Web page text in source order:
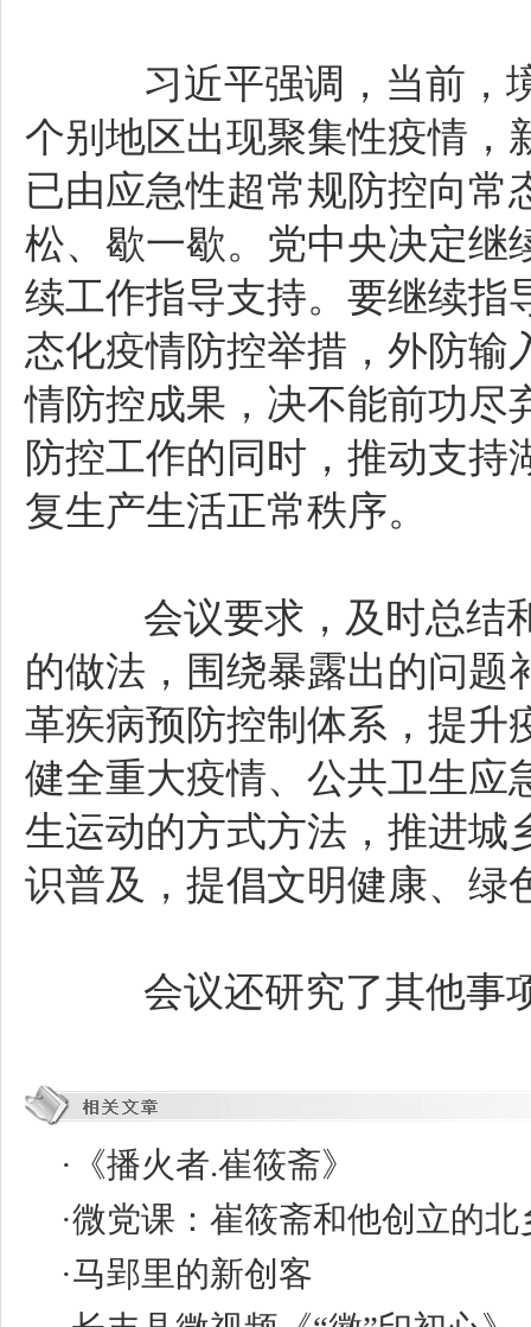
习近平强调，当前，境
个别地区出现聚集性疫情，
已由应急性超常规防控向常
松、歇一歇。党中央决定继
续工作指导支持。要继续指
态化疫情防控举措，外防输
情防控成果，决不能前功尽
防控工作的同时，推动支
复生产生活正常秩序。
会议要求，及时总结和
的做法，围绕暴露出的问题
革疾病预防控制体系，提升
健全重大疫情、公共卫生应
生运动的方式方法，推进城
识普及，提倡文明健康、绿
会议还研究了其他事
· 《播火者.崔筱斋》
·微党课：崔筱斋和他创立的北
·马郢里的新创客